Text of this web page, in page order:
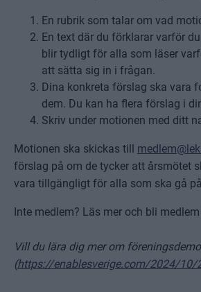
En rubrik som talar om vad
En text där du förklarar varför
blir tydligt för alla som läser
att sätta sig in i frågan.
Dina konkreta förslag ska vara
dem. Du kan ha flera förslag i
Skriv under motionen med ditt
Motionen ska skickas till
förslag på om de tycker att årsmötet
vara tillgängligt för alla som ska gå
Inte medlem? Läs mer och bli
Vill du lära dig mer om
(https://enablesverige.com/2024/10/